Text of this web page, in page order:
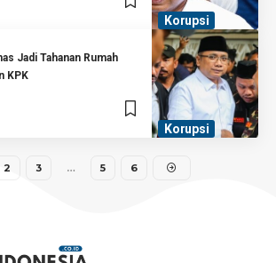
Korupsi
Korupsi
Jadi Tahanan Rumah
KPK
2 3 … 5 6